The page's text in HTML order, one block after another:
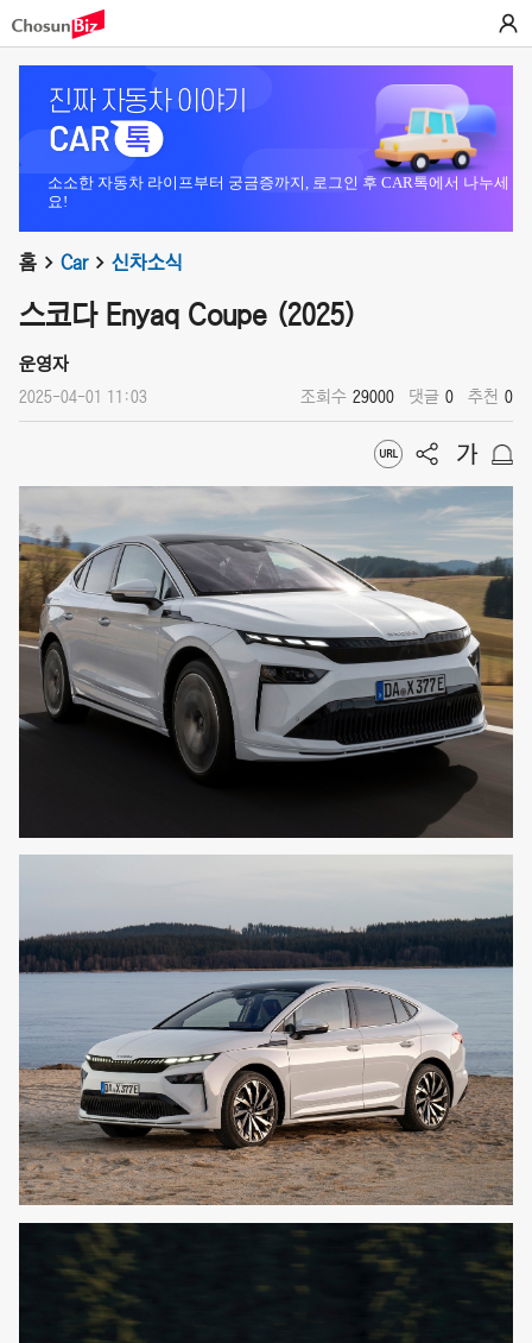
소소한 자동차 라이프부터 궁금증까지, 로그인 후 CAR톡에서 나누세
요!
홈 Car 신차소식
스코다 Enyaq Coupe (2025)
운영자
2025-04-01 11:03 조회수 29000 댓글 0 추천 0